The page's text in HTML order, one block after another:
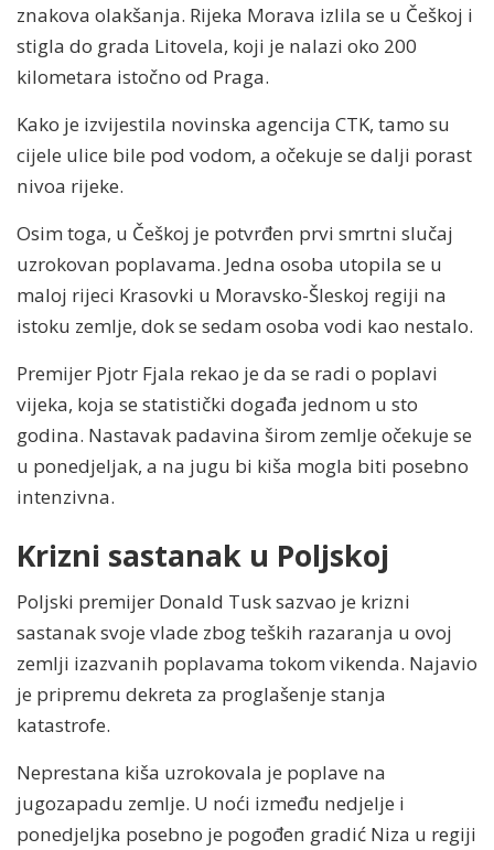
znakova olakšanja. Rijeka Morava izlila se u Češkoj i
stigla do grada Litovela, koji je nalazi oko 200
kilometara istočno od Praga.
Kako je izvijestila novinska agencija CTK, tamo su
cijele ulice bile pod vodom, a očekuje se dalji porast
nivoa rijeke.
Osim toga, u Češkoj je potvrđen prvi smrtni slučaj
uzrokovan poplavama. Jedna osoba utopila se u
maloj rijeci Krasovki u Moravsko-Šleskoj regiji na
istoku zemlje, dok se sedam osoba vodi kao nestalo.
Premijer Pjotr Fjala rekao je da se radi o poplavi
vijeka, koja se statistički događa jednom u sto
godina. Nastavak padavina širom zemlje očekuje se
u ponedjeljak, a na jugu bi kiša mogla biti posebno
intenzivna.
Krizni sastanak u Poljskoj
Poljski premijer Donald Tusk sazvao je krizni
sastanak svoje vlade zbog teških razaranja u ovoj
zemlji izazvanih poplavama tokom vikenda. Najavio
je pripremu dekreta za proglašenje stanja
katastrofe.
Neprestana kiša uzrokovala je poplave na
jugozapadu zemlje. U noći između nedjelje i
ponedjeljka posebno je pogođen gradić Niza u regiji